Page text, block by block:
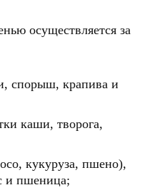
осуществляется за
спорыш, крапива и
каши, творога,
кукуруза, пшено),
и пшеница;